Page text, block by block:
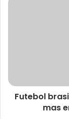
Futebol
mas